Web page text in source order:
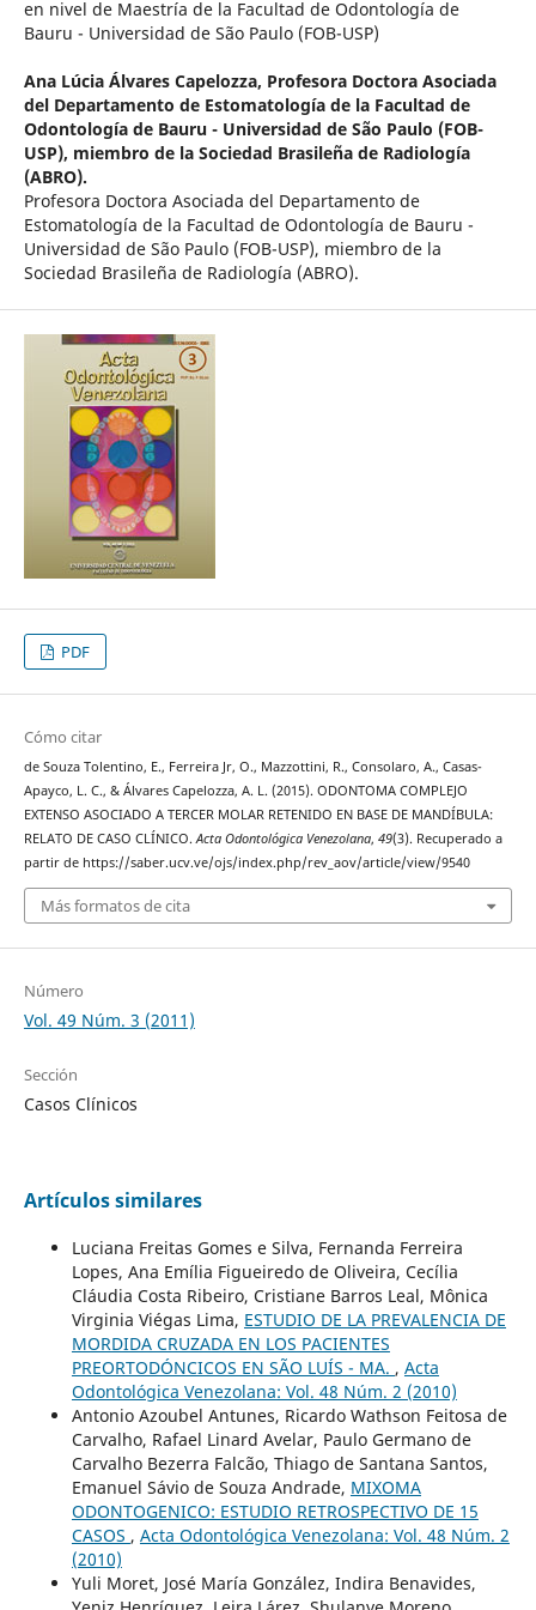
en nivel de Maestría de la Facultad de Odontología de
Bauru - Universidad de São Paulo (FOB-USP)
Ana Lúcia Álvares Capelozza, Profesora Doctora Asociada
del Departamento de Estomatología de la Facultad de
Odontología de Bauru - Universidad de São Paulo (FOB-
USP), miembro de la Sociedad Brasileña de Radiología
(ABRO).
Profesora Doctora Asociada del Departamento de
Estomatología de la Facultad de Odontología de Bauru -
Universidad de São Paulo (FOB-USP), miembro de la
Sociedad Brasileña de Radiología (ABRO).
PDF
Cómo citar
de Souza Tolentino, E., Ferreira Jr, O., Mazzottini, R., Consolaro, A., Casas-
Apayco, L. C., & Álvares Capelozza, A. L. (2015). ODONTOMA COMPLEJO
EXTENSO ASOCIADO A TERCER MOLAR RETENIDO EN BASE DE MANDÍBULA:
RELATO DE CASO CLÍNICO.Acta Odontológica Venezolana, 49(3). Recuperado a
partir de https://saber.ucv.ve/ojs/index.php/rev_aov/article/view/9540
Más formatos de cita
Número
Vol. 49 Núm. 3 (2011)
Sección
Casos Clínicos
Artículos similares
Luciana Freitas Gomes e Silva, Fernanda Ferreira
Lopes, Ana Emília Figueiredo de Oliveira, Cecília
Cláudia Costa Ribeiro, Cristiane Barros Leal, Mônica
Virginia Viégas Lima, ESTUDIO DE LA PREVALENCIA DE
MORDIDA CRUZADA EN LOS PACIENTES
PREORTODÓNCICOS EN SÃO LUÍS - MA. , Acta
Odontológica Venezolana: Vol. 48 Núm. 2 (2010)
Antonio Azoubel Antunes, Ricardo Wathson Feitosa de
Carvalho, Rafael Linard Avelar, Paulo Germano de
Carvalho Bezerra Falcão, Thiago de Santana Santos,
Emanuel Sávio de Souza Andrade, MIXOMA
ODONTOGENICO: ESTUDIO RETROSPECTIVO DE 15
CASOS , Acta Odontológica Venezolana: Vol. 48 Núm. 2
(2010)
Yuli Moret, José María González, Indira Benavides,